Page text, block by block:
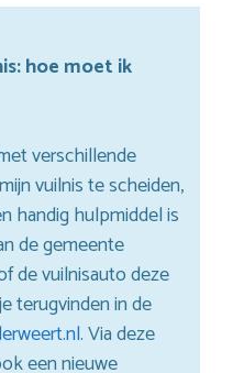
hoe moet ik
verschillende
vuilnis te scheiden,
handig hulpmiddel is
de gemeente
de vuilnisauto deze
terugvinden in de
. Via deze
een nieuwe